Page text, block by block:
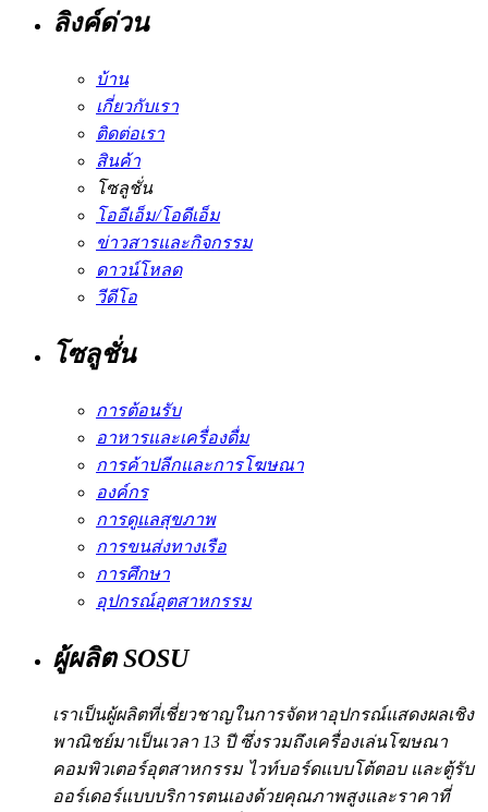
ลิงค์ด่วน
บ้าน
เกี่ยวกับเรา
ติดต่อเรา
สินค้า
โซลูชั่น
โออีเอ็ม/โอดีเอ็ม
ข่าวสารและกิจกรรม
ดาวน์โหลด
วีดีโอ
โซลูชั่น
การต้อนรับ
อาหารและเครื่องดื่ม
การค้าปลีกและการโฆษณา
องค์กร
การดูแลสุขภาพ
การขนส่งทางเรือ
การศึกษา
อุปกรณ์อุตสาหกรรม
ผู้ผลิต SOSU
เราเป็นผู้ผลิตที่เชี่ยวชาญในการจัดหาอุปกรณ์แสดงผลเชิง
พาณิชย์มาเป็นเวลา 13 ปี ซึ่งรวมถึงเครื่องเล่นโฆษณา
คอมพิวเตอร์อุตสาหกรรม ไวท์บอร์ดแบบโต้ตอบ และตู้รับ
ออร์เดอร์แบบบริการตนเองด้วยคุณภาพสูงและราคาที่